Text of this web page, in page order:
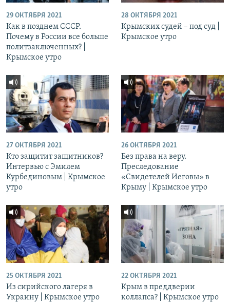
29 ОКТЯБРЯ 2021
Как в позднем СССР.
Почему в России все больше
политзаключенных? |
Крымское утро
28 ОКТЯБРЯ 2021
Крымских судей – под суд |
Крымское утро
27 ОКТЯБРЯ 2021
Кто защитит защитников?
Интервью с Эмилем
Курбединовым | Крымское
утро
26 ОКТЯБРЯ 2021
Без права на веру.
Преследование
«Свидетелей Иеговы» в
Крыму | Крымское утро
25 ОКТЯБРЯ 2021
Из сирийского лагеря в
Украину | Крымское утро
22 ОКТЯБРЯ 2021
Крым в преддверии
коллапса? | Крымское утро